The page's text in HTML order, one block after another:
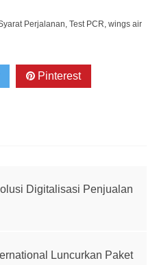
Perjalanan Test PCR wings air
Pinterest
Digitalisasi Penjualan
Luncurkan Paket